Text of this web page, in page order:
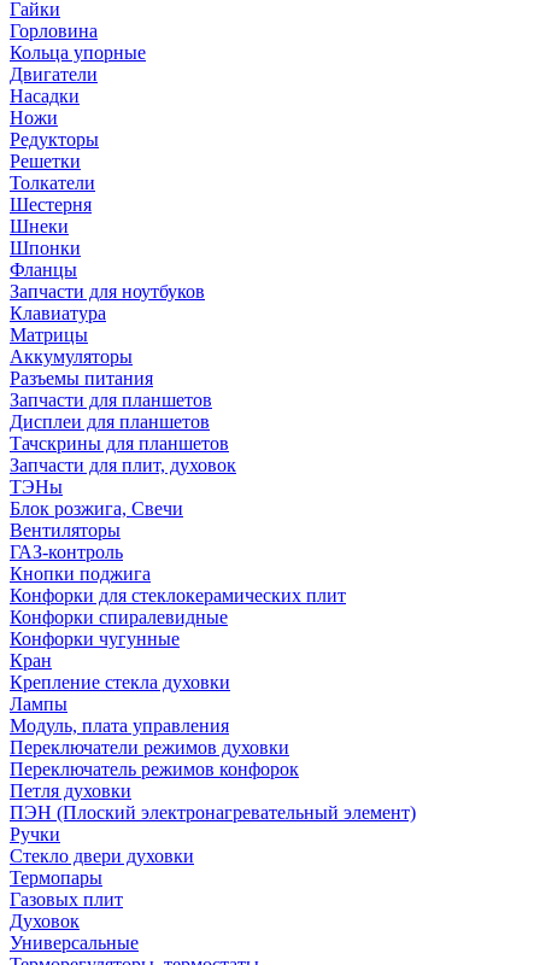
Гайки
Горловина
Кольца упорные
Двигатели
Насадки
Ножи
Редукторы
Решетки
Толкатели
Шестерня
Шнеки
Шпонки
Фланцы
Запчасти для ноутбуков
Клавиатура
Матрицы
Аккумуляторы
Разъемы питания
Запчасти для планшетов
Дисплеи для планшетов
Тачскрины для планшетов
Запчасти для плит, духовок
ТЭНы
Блок розжига, Свечи
Вентиляторы
ГАЗ-контроль
Кнопки поджига
Конфорки для стеклокерамических плит
Конфорки спиралевидные
Конфорки чугунные
Кран
Крепление стекла духовки
Лампы
Модуль, плата управления
Переключатели режимов духовки
Переключатель режимов конфорок
Петля духовки
ПЭН (Плоский электронагревательный элемент)
Ручки
Стекло двери духовки
Термопары
Газовых плит
Духовок
Универсальные